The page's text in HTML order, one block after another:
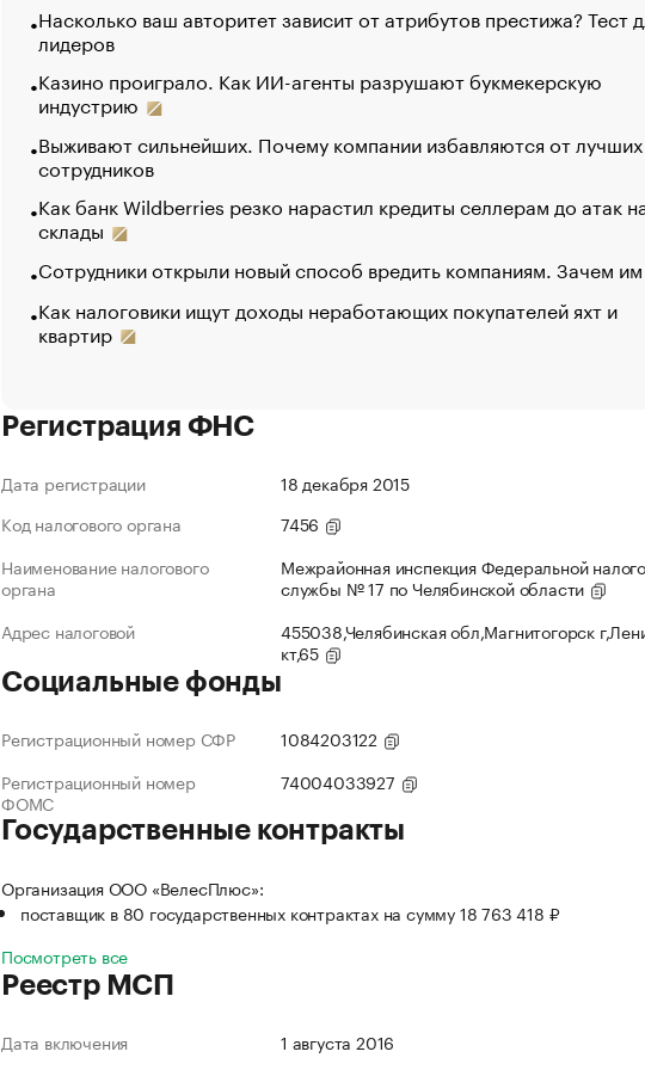
Насколько ваш авторитет зависит от атрибутов престижа? Тест
лидеров
Казино проиграло. Как ИИ-агенты разрушают букмекерскую
индустрию
Выживают сильнейших. Почему компании избавляются от лучших
сотрудников
Как банк Wildberries резко нарастил кредиты селлерам до атак
склады
Сотрудники открыли новый способ вредить компаниям. Зачем
Как налоговики ищут доходы неработающих покупателей яхт и
квартир
Регистрация ФНС
Дата регистрации
18 декабря 2015
Код налогового органа
7456
Наименование налогового
органа
Межрайонная инспекция Федеральной
службы № 17 по Челябинской области
Адрес налоговой
455038,Челябинская обл,Магнитогорск
кт,65
Социальные фонды
Регистрационный номер СФР
1084203122
Регистрационный номер
ФОМС
74004033927
Государственные контракты
Организация ООО «ВелесПлюс»:
поставщик в 80 государственных контрактах на сумму 18 763 418 ₽
Посмотреть все
Реестр МСП
Дата включения
1 августа 2016